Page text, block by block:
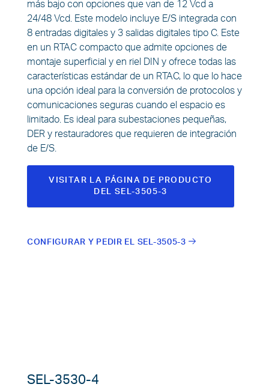
más bajo con opciones que van de 12 Vcd a
24/48 Vcd. Este modelo incluye E/S integrada con
8 entradas digitales y 3 salidas digitales tipo C. Este
en un RTAC compacto que admite opciones de
montaje superficial y en riel DIN y ofrece todas las
características estándar de un RTAC, lo que lo hace
una opción ideal para la conversión de protocolos y
comunicaciones seguras cuando el espacio es
limitado. Es ideal para subestaciones pequeñas,
DER y restauradores que requieren de integración
de E/S.
VISITAR LA PÁGINA DE PRODUCTO
DEL SEL-3505-3
CONFIGURAR Y PEDIR EL SEL-3505-3
SEL-3530-4